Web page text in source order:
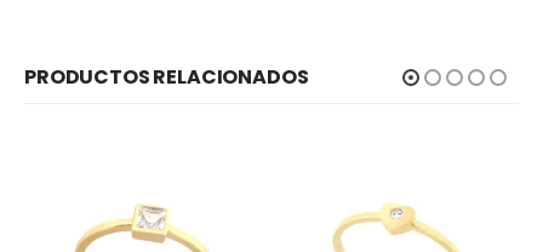
PRODUCTOS RELACIONADOS